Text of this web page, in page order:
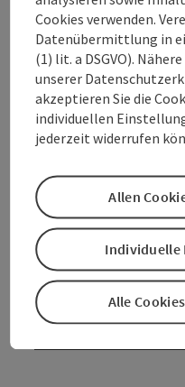
Kontakt
Öffnungszeiten
Anreise/Lage
Eignung
Barrierefreiheit
Cookies verwenden.
Datenübermittlung in
(1) lit. a DSGVO).
unserer
akzeptieren Sie die
individuellen
jederzeit widerrufen
Alle
Individuelle
Allen